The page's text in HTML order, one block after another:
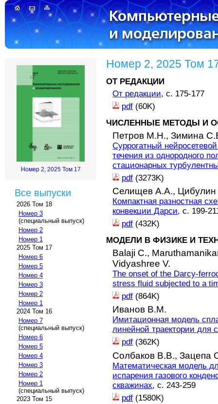
Номер 2, 2025 Том 17
Все выпуски
2026 Том 18
Номер 3
(специальный выпуск)
Номер 2
Номер 1
2025 Том 17
Номер 6
Номер 5
Номер 4
Номер 3
Номер 2
Номер 1
2024 Том 16
Номер 7
(специальный выпуск)
Номер 6
Номер 5
Номер 4
Номер 3
Номер 2
Номер 1
(специальный выпуск)
2023 Том 15
Номер 2, 2025 Том
ОТ РЕДАКЦИИ
От редакции, с. 175-177
pdf (60K)
ЧИСЛЕННЫЕ МЕТОДЫ И
Петров М.Н.,Зимина
Суррогатный
течения из однородного
стационарных
pdf (3273K)
Селищев А.А., Цибулин
Компактная разностная
конвекции Дарси, с. 199-
pdf (432K)
МОДЕЛИ В ФИЗИКЕ И
Balaji C.,
Vidyashree V.
The onset of the Darcy-
stress fluid subjected to a
pdf (864K)
Иванов В.М.
Имитационная модель
линейной траектории для
pdf (362K)
Солбаков В.В.,Зацепа
Математическая модель
испарения газового
скважинах, с. 243-259
pdf (1580K)